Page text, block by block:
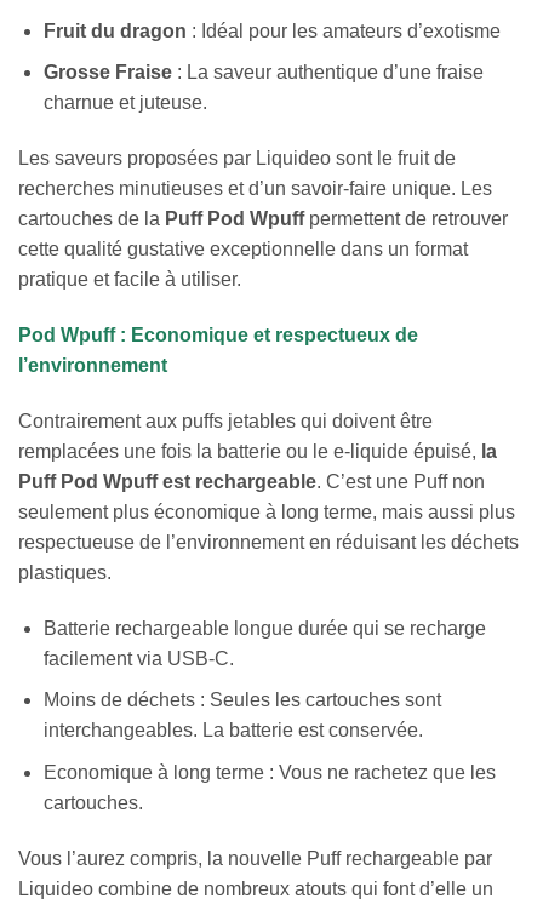
Fruit du dragon : Idéal pour les amateurs d’exotisme
Grosse Fraise: La saveur authentique d’une fraise
charnue et juteuse.
Les saveurs proposées par Liquideo sont le fruit de
recherches minutieuses et d’un savoir-faire unique. Les
cartouches de la Puff Pod Wpuffpermettent de retrouver
cette qualité gustative exceptionnelle dans un format
pratique et facile à utiliser.
Pod Wpuff : Economique et respectueux de
l’environnement
Contrairement aux puffs jetables qui doivent être
remplacées une fois la batterie ou le e-liquide épuisé, la
Puff Pod Wpuff est rechargeable. C’est une Puff non
seulement plus économique à long terme, mais aussi plus
respectueuse de l’environnement en réduisant les déchets
plastiques.
Batterie rechargeable longue durée qui se recharge
facilement via USB-C.
Moins de déchets : Seules les cartouches sont
interchangeables. La batterie est conservée.
Economique à long terme : Vous ne rachetez que les
cartouches.
Vous l’aurez compris, la nouvelle Puff rechargeable par
Liquideo combine de nombreux atouts qui font d’elle un